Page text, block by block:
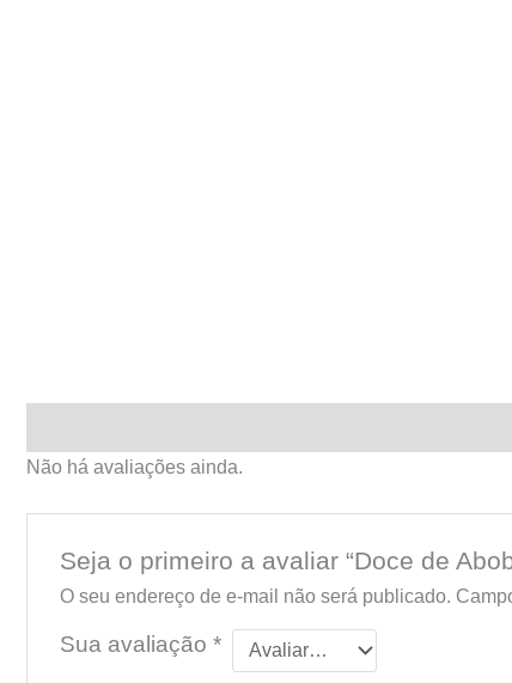
Não há avaliações ainda.
Seja o primeiro a avaliar “Doce de
O seu endereço de e-mail não será publicado.
Sua avaliação *